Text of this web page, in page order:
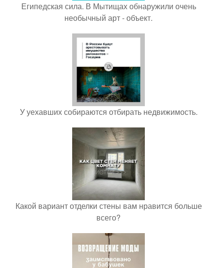
Египедская сила. В Мытищах обнаружили очень
необычный арт - объект.
У уехавших собираются отбирать недвижимость.
Какой вариант отделки стены вам нравится больше
всего?